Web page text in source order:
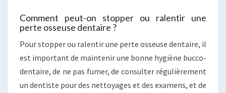
Comment peut-on stopper ou ralentir une
perte osseuse dentaire ?
Pour stopper ou ralentir une perte osseuse dentaire, il
est important de maintenir une bonne hygiène bucco-
dentaire, de ne pas fumer, de consulter régulièrement
un dentiste pour des nettoyages et des examens, et de